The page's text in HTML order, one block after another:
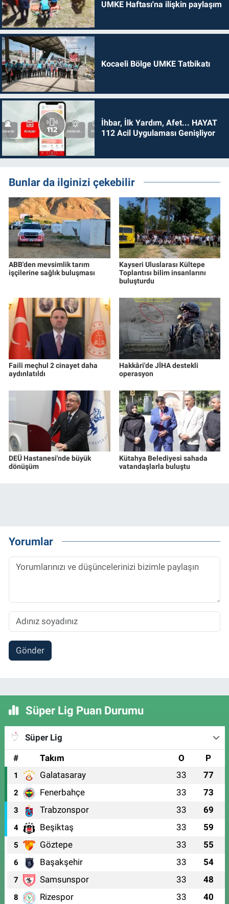
UMKE Haftası'na ilişkin paylaşım
Kocaeli Bölge UMKE Tatbikatı
İhbar, İlk Yardım, Afet... HAYAT
112 Acil Uygulaması Genişliyor
Bunlar da ilginizi çekebilir
ABB'den mevsimlik tarım
işçilerine sağlık buluşması
Kayseri Uluslarası Kültepe
Toplantısı bilim insanlarını
buluşturdu
Faili meçhul 2 cinayet daha
aydınlatıldı
Hakkâri'de JİHA destekli
operasyon
DEÜ Hastanesi'nde büyük
dönüşüm
Kütahya Belediyesi sahada
vatandaşlarla buluştu
Yorumlar
Gönder
Süper Lig Puan Durumu
Süper Lig
#
Takım O P
1 Galatasaray 33 77
2 Fenerbahçe 33 73
3 Trabzonspor 33 69
4 Beşiktaş 33 59
5 Göztepe 33 55
6 Başakşehir 33 54
7 Samsunspor 33 48
8 Rizespor 33 40